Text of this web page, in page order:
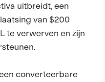
uitbreidt, een
van $200
te verwerven en zijn
converteerbare